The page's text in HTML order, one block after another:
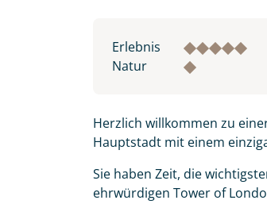
Erlebnis
Natur
Herzlich willkommen zu
Hauptstadt mit einem
Sie haben Zeit, die
ehrwürdigen Tower of
Herzlichen Dank
mit. Wir prüfen
Traumreise.
Vorname